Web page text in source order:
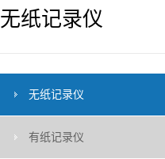
无纸记录仪
无纸记录仪
有纸记录仪